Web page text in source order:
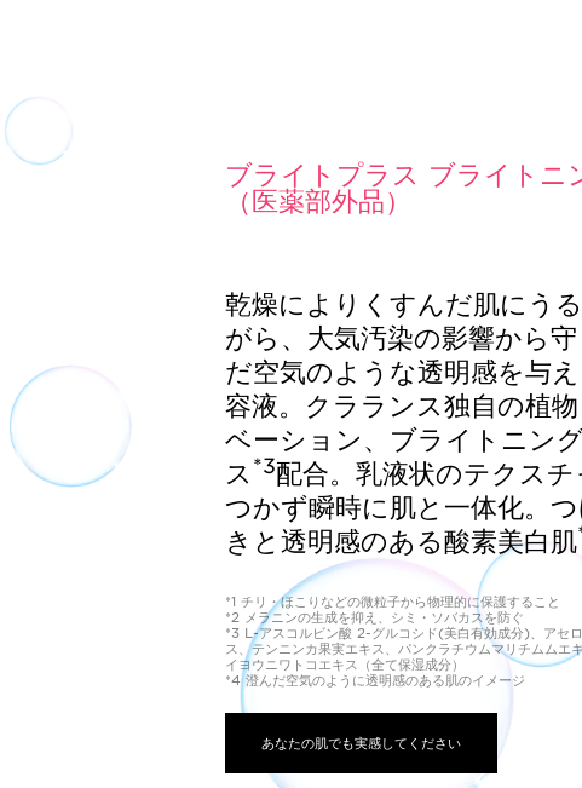
ブライトプラス ブライトニ
（医薬部外品）
乾燥によりくすんだ肌にう
がら、大気汚染の影響から守
だ空気のような透明感を与
容液。クラランス独自の植
ベーション、ブライトニン
ス *3配合。乳液状のテクス
つかず瞬時に肌と一体化。
きと透明感のある酸素美白肌
*1 チリ・ほこりなどの微粒子から物理的に保護すること
*2 メラニンの生成を抑え、シミ・ソバカスを防ぐ
*3 L-アスコルビン酸 2-グルコシド(美白有効成分)、アセ
ス、テンニンカ果実エキス、パンクラチウムマリチムムエ
イヨウニワトコエキス（全て保湿成分）
*4 澄んだ空気のように透明感のある肌のイメージ
あなたの肌でも実感してください